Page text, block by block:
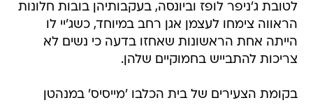
לטובת ג'ניפר לופז וביונסה, בעקבותיהן בובות חלונות
הראווה צימחו לעצמן אגן רחב במיוחד, כשג'יי לו
הייתה אחת הראשונות שאחזו בדעה כי נשים לא
צריכות להתבייש בחמוקיים שלהן.
בקומת הצעירים של בית הכלבו 'מייסיס' במנהטן